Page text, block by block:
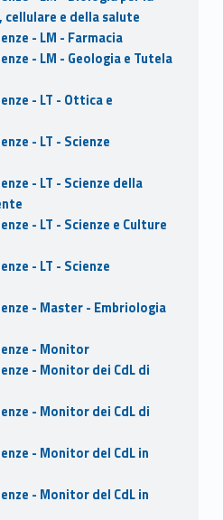
cellulare e della salute
- LM - Farmacia
- LM - Geologia e Tutela
- LT - Ottica e
- LT - Scienze
- LT - Scienze della
- LT - Scienze e Culture
- LT - Scienze
- Master - Embriologia
- Monitor
- Monitor dei CdL di
- Monitor dei CdL di
- Monitor del CdL in
- Monitor del CdL in